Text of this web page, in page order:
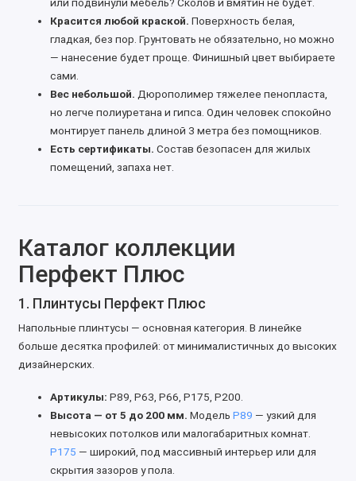
или подвинули мебель? Сколов и вмятин не будет.
Красится любой краской. Поверхность белая,
гладкая, без пор. Грунтовать не обязательно, но можно
— нанесение будет проще. Финишный цвет выбираете
сами.
Вес небольшой. Дюрополимер тяжелее пенопласта,
но легче полиуретана и гипса. Один человек спокойно
монтирует панель длиной 3 метра без помощников.
Есть сертификаты. Состав безопасен для жилых
помещений, запаха нет.
Каталог коллекции
Перфект Плюс
1. Плинтусы Перфект Плюс
Напольные плинтусы — основная категория. В линейке
больше десятка профилей: от минималистичных до высоких
дизайнерских.
Артикулы: P89, P63, P66, P175, P200.
Высота — от 5 до 200 мм. Модель P89 — узкий для
невысоких потолков или малогабаритных комнат.
P175 — широкий, под массивный интерьер или для
скрытия зазоров у пола.